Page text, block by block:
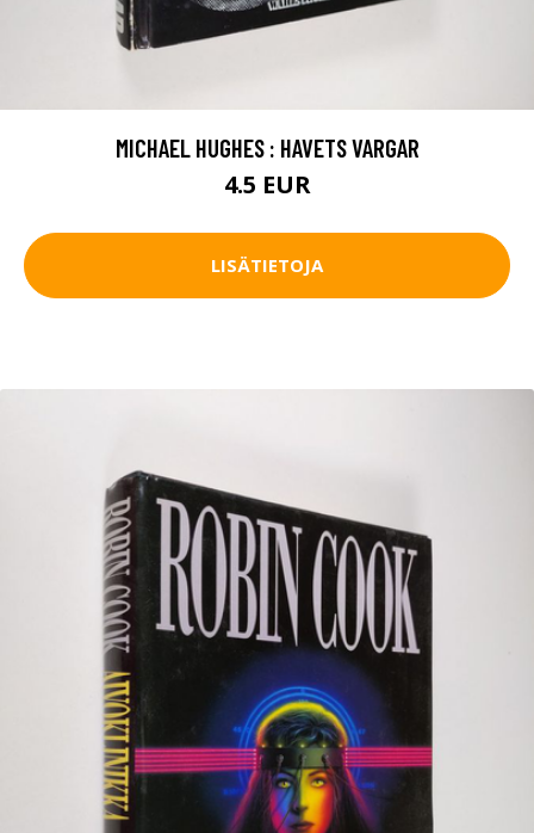
MICHAEL HUGHES : HAVETS VARGAR
4.5 EUR
LISÄTIETOJA